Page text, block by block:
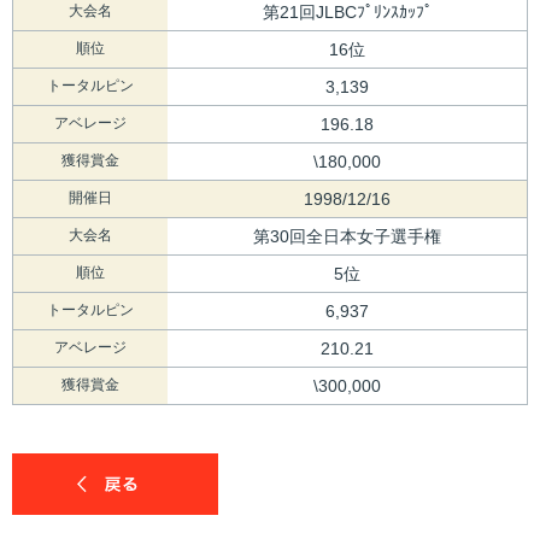
大会名 第21回JLBCﾌﾟﾘﾝｽｶｯﾌﾟ
順位 16位
トータルピン 3,139
アベレージ 196.18
獲得賞金 \180,000
開催日 1998/12/16
大会名 第30回全日本女子選手権
順位 5位
トータルピン 6,937
アベレージ 210.21
獲得賞金 \300,000